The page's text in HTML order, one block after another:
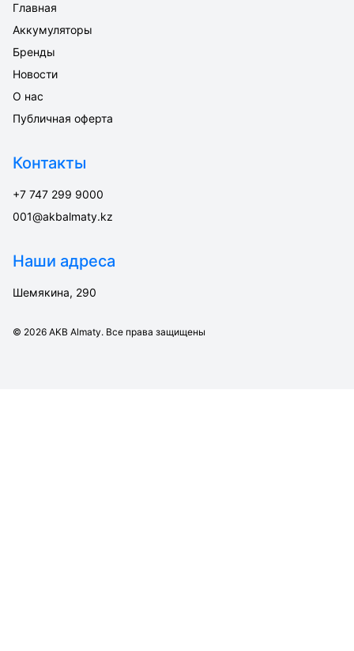
Главная
Аккумуляторы
Бренды
Новости
О нас
Публичная оферта
Контакты
+7 747 299 9000
001@akbalmaty.kz
Наши адреса
Шемякина, 290
© 2026 AKB Almaty. Все права защищены